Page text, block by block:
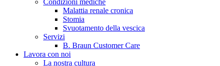
B. Braun in Italia
Condizioni mediche
Malattia renale cronica
Stomia
Svuotamento della vescica
Servizi
B. Braun Customer Care
Lavora con noi
La nostra cultura